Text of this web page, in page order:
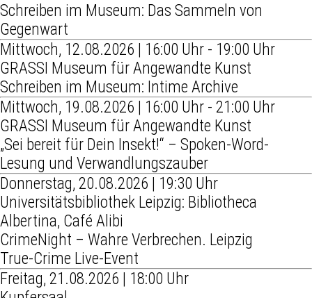
Schreiben im Museum: Das Sammeln von
Gegenwart
Mittwoch, 12.08.2026 | 16:00 Uhr - 19:00 Uhr
GRASSI Museum für Angewandte Kunst
Schreiben im Museum: Intime Archive
Mittwoch, 19.08.2026 | 16:00 Uhr - 21:00 Uhr
GRASSI Museum für Angewandte Kunst
„Sei bereit für Dein Insekt!“ – Spoken-Word-
Lesung und Verwandlungszauber
Donnerstag, 20.08.2026 | 19:30 Uhr
Universitätsbibliothek Leipzig: Bibliotheca
Albertina, Café Alibi
CrimeNight – Wahre Verbrechen. Leipzig
True-Crime Live-Event
Freitag, 21.08.2026 | 18:00 Uhr